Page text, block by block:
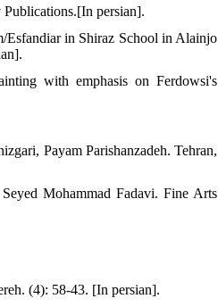
persian].
Esfandiar in Shiraz School in Alainjo
with emphasis on Ferdowsi's
Payam Parishanzadeh. Tehran,
Mohammad Fadavi. Fine Arts
(4): 58-43. [In persian].